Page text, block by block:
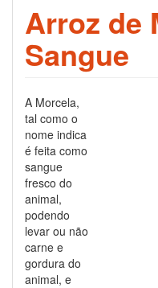
Arroz de
Sangue
A Morcela,
tal como o
nome indica
é feita como
sangue
fresco do
animal,
podendo
levar ou não
carne e
gordura do
animal, e